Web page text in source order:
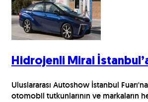
Hidrojenli Mirai
Uluslararası Autoshow İstanbul
otomobil tutkunlarının ve markaların